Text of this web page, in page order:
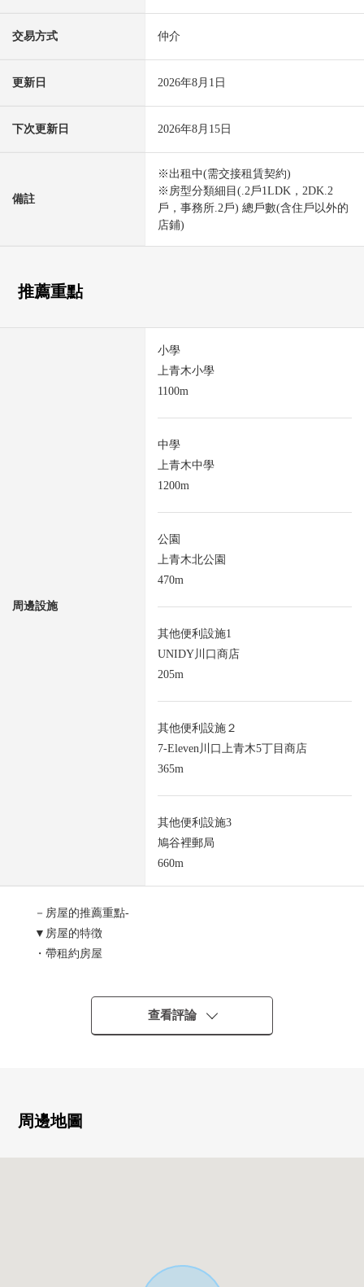
交易方式 仲介
更新日 2026年8月1日
下次更新日 2026年8月15日
備註
※出租中(需交接租賃契約)
※房型分類細目(.2戶1LDK，2DK.2
戶，事務所.2戶) 總戶數(含住戶以外的
店鋪)
推薦重點
周邊設施
小學
上青木小學
1100m
中學
上青木中學
1200m
公園
上青木北公園
470m
其他便利設施1
UNIDY川口商店
205m
其他便利設施２
7-Eleven川口上青木5丁目商店
365m
其他便利設施3
鳩谷裡郵局
660m
－房屋的推薦重點-
▼房屋的特徴
・帶租約房屋
・3層樓鐵骨造
・到永旺夢樂城川口步行12分鐘(約940m)
然而，不是保證總括租賃合同結束之後的租金的東西。
查看評論
周邊地圖